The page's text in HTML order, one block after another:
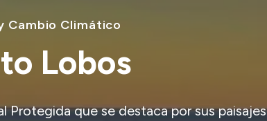
Cambio Climático
Lobos
Protegida que se destaca por sus paisajes